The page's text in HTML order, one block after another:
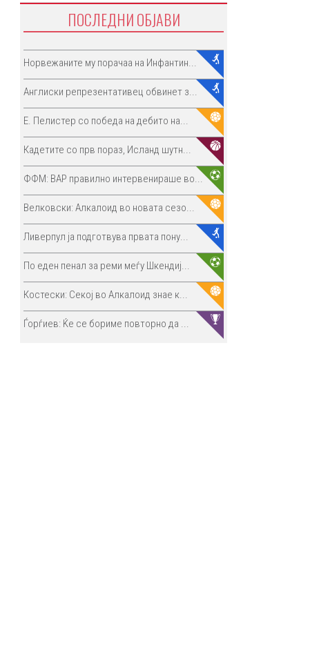
ПОСЛЕДНИ ОБЈАВИ
Норвежаните му порачаа на Инфантин...
Англиски репрезентативец обвинет з...
E. Пелистер со победа на дебито на...
Кадетите со прв пораз, Исланд шутн...
ФФМ: ВАР правилно интервенираше во...
Велковски: Алкалоид во новата сезо...
Ливерпул ја подготвува првата пону...
По еден пенал за реми меѓу Шкендиј...
Костески: Секој во Алкалоид знае к...
Ѓорѓиев: Ќе се бориме повторно да ...